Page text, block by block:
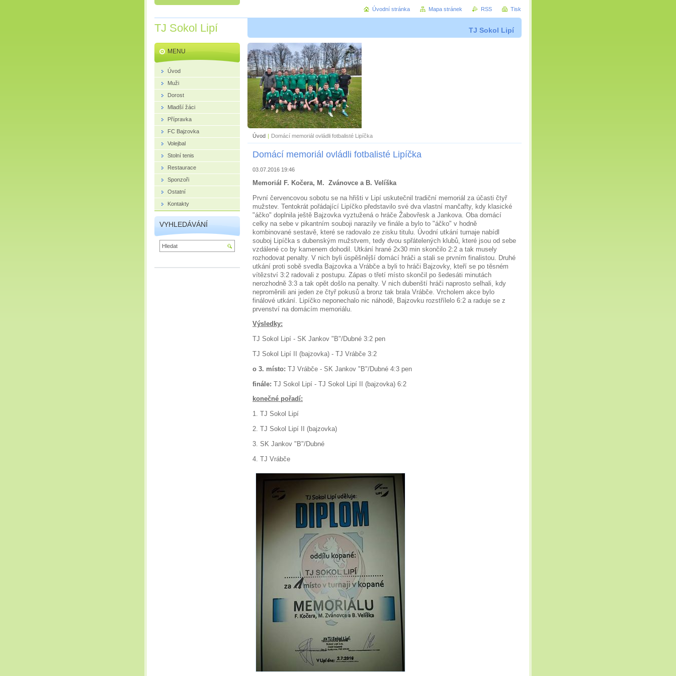
TJ Sokol Lipí TJ Sokol Lipí
Úvod | Domácí memoriál ovládli fotbalisté Lipíčka
Domácí memoriál ovládli fotbalisté Lipíčka
03.07.2016 19:46
Memoriál F. Kočera, M. Zvánovce a B. Velíška
První červencovou sobotu se na hřišti v Lipí uskutečnil tradiční memoriál za účasti čtyř
mužstev. Tentokrát pořádající Lipíčko představilo své dva vlastní mančafty, kdy klasické
"áčko" doplnila ještě Bajzovka vyztužená o hráče Žabovřesk a Jankova. Oba domácí
celky na sebe v pikantním souboji narazily ve finále a bylo to "áčko" v hodně
kombinované sestavě, které se radovalo ze zisku titulu. Úvodní utkání turnaje nabídl
souboj Lipíčka s dubenským mužstvem, tedy dvou spřátelených klubů, které jsou od sebe
vzdálené co by kamenem dohodil. Utkání hrané 2x30 min skončilo 2:2 a tak musely
rozhodovat penalty. V nich byli úspěšnější domácí hráči a stali se prvním finalistou. Druhé
utkání proti sobě svedla Bajzovka a Vrábče a byli to hráči Bajzovky, kteří se po těsném
vítězství 3:2 radovali z postupu. Zápas o třetí místo skončil po šedesáti minutách
nerozhodně 3:3 a tak opět došlo na penalty. V nich dubenští hráči naprosto selhali, kdy
neproměnili ani jeden ze čtyř pokusů a bronz tak brala Vrábče. Vrcholem akce bylo
finálové utkání. Lipíčko neponechalo nic náhodě, Bajzovku rozstřílelo 6:2 a raduje se z
prvenství na domácím memoriálu.
Výsledky:
TJ Sokol Lipí - SK Jankov "B"/Dubné 3:2 pen
TJ Sokol Lipí II (bajzovka) - TJ Vrábče 3:2
o 3. místo: TJ Vrábče - SK Jankov "B"/Dubné 4:3 pen
finále: TJ Sokol Lipí - TJ Sokol Lipí II (bajzovka) 6:2
konečné pořadí:
1. TJ Sokol Lipí
2. TJ Sokol Lipí II (bajzovka)
3. SK Jankov "B"/Dubné
4. TJ Vrábče
MENU
Úvod
Muži
Dorost
Mladší žáci
Přípravka
FC Bajzovka
Volejbal
Stolní tenis
Restaurace
Sponzoři
Ostatní
Kontakty
VYHLEDÁVÁNÍ
Úvodní stránka Mapa stránek RSS Tisk